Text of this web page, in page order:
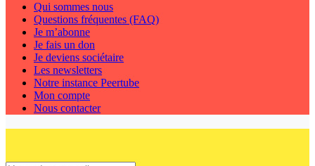
Qui sommes nous
Questions fréquentes (FAQ)
Je m’abonne
Je fais un don
Je deviens sociétaire
Les newsletters
Notre instance Peertube
Mon compte
Nous contacter